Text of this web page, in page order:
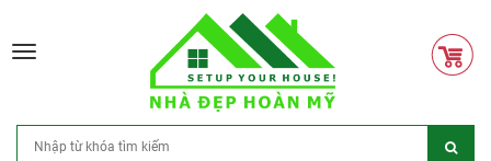
Toggle